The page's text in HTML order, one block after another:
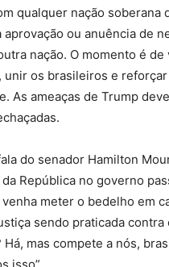
qualquer nação soberana
aprovação ou anuência de
nação. O momento é de
unir os brasileiros e
As ameaças de Trump
do senador Hamilton
República no governo
meter o bedelho em
sendo praticada
Há, mas compete a nós,
isso”.